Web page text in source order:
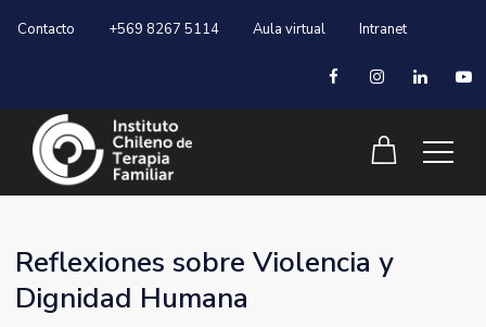
Contacto +569 8267 5114 Aula virtual Intranet
Reflexiones sobre Violencia y
Dignidad Humana